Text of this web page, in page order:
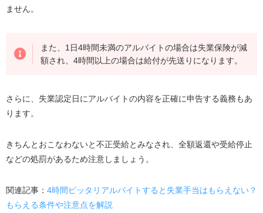
ません。
また、1日4時間未満のアルバイトの場合は失業保険が減
額され、4時間以上の場合は給付が先送りになります。
さらに、失業認定日にアルバイトの内容を正確に申告する義務もあ
ります。
きちんとおこなわないと不正受給とみなされ、全額返還や受給停止
などの処罰があるため注意しましょう。
関連記事： 4時間ピッタリアルバイトすると失業手当はもらえない？
もらえる条件や注意点を解説